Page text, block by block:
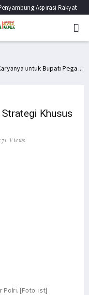
Aspirasi Rakyat
Filep Wamafma Bantu Warga Kampung Anggi Gida dengan Bama
Khusus
Views
Polri. [Foto: ist]